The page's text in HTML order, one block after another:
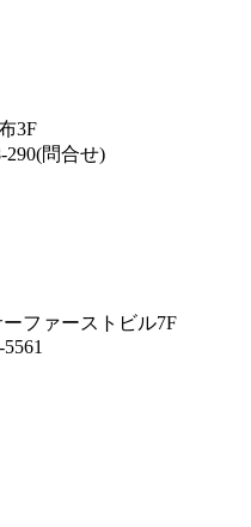
3F
290(問合せ)
ファーストビル7F